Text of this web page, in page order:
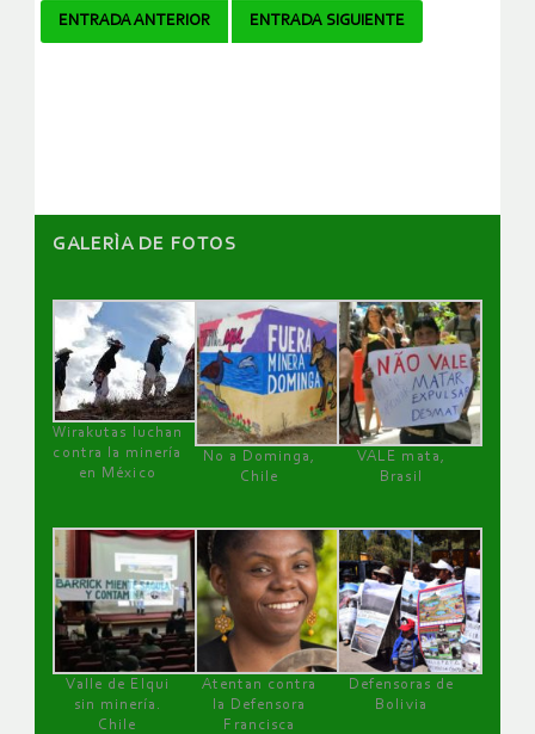
Navegador
ENTRADA ANTERIOR ENTRADA SIGUIENTE
GALERÌA DE FOTOS
Wirakutas luchan
contra la minería
en México
No a Dominga,
Chile
VALE mata,
Brasil
Valle de Elqui
sin minería.
Chile
Atentan contra
la Defensora
Francisca
Defensoras de
Bolivia